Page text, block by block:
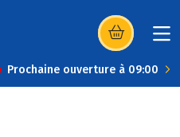
(s’ouvre dans
Prochaine ouverture à 09:00